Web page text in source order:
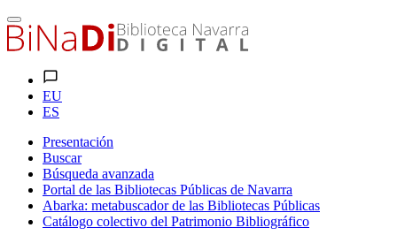
EU
ES
Presentación
Buscar
Búsqueda avanzada
Portal de las Bibliotecas Públicas de Navarra
Abarka: metabuscador de las Bibliotecas Públicas
Catálogo colectivo del Patrimonio Bibliográfico